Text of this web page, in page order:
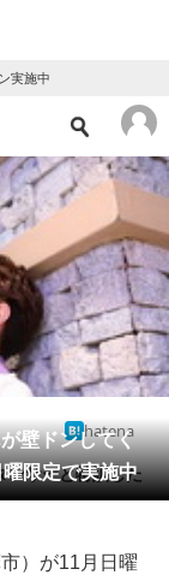
実施中
壁ドンしてく
限定で実施中
hatena
ンサーと特訓した
）が11月日曜